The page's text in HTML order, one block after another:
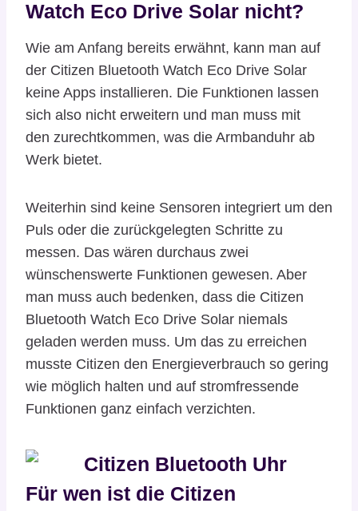
Watch Eco Drive Solar nicht?
Wie am Anfang bereits erwähnt, kann man auf
der Citizen Bluetooth Watch Eco Drive Solar
keine Apps installieren. Die Funktionen lassen
sich also nicht erweitern und man muss mit
den zurechtkommen, was die Armbanduhr ab
Werk bietet.
Weiterhin sind keine Sensoren integriert um den
Puls oder die zurückgelegten Schritte zu
messen. Das wären durchaus zwei
wünschenswerte Funktionen gewesen. Aber
man muss auch bedenken, dass die Citizen
Bluetooth Watch Eco Drive Solar niemals
geladen werden muss. Um das zu erreichen
musste Citizen den Energieverbrauch so gering
wie möglich halten und auf stromfressende
Funktionen ganz einfach verzichten.
Für wen ist die Citizen